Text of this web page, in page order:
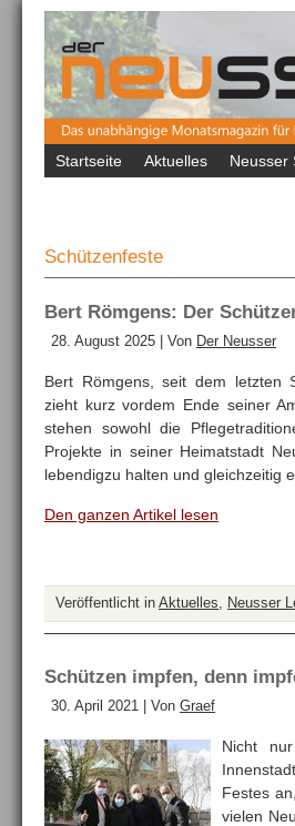
Startseite Aktuelles Neusser
Schützenfeste
Bert Römgens: Der
28. August 2025 | Von Der Neusser
Bert Römgens, seit dem letzten
zieht kurz vordem Ende seiner
stehen sowohl die
Projekte in seiner Heimatstadt
lebendigzu halten und gleichzeitig
Den ganzen Artikel lesen
Veröffentlicht in Aktuelles, Neusser
Schützen impfen, denn
30. April 2021 | Von Graef
Nicht
Festes
vielen